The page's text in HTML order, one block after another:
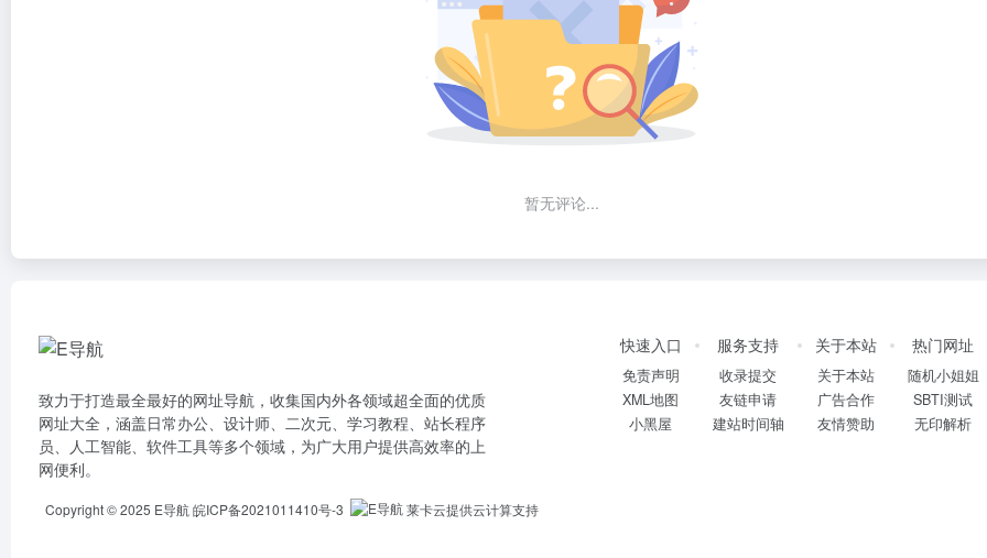
暂无评论...
致力于打造最全最好的网址导航，收集国内外各领域超全面的优质
网址大全，涵盖日常办公、设计师、二次元、学习教程、站长程序
员、人工智能、软件工具等多个领域，为广大用户提供高效率的上
网便利。
快速入口
免责声明
XML地图
小黑屋
服务支持
收录提交
友链申请
建站时间轴
关于本站
关于本站
广告合作
友情赞助
热门网址
随机小姐姐
SBTI测试
无印解析
Copyright © 2025 E导航皖ICP备2021011410号-3 莱卡云提供云计算支持